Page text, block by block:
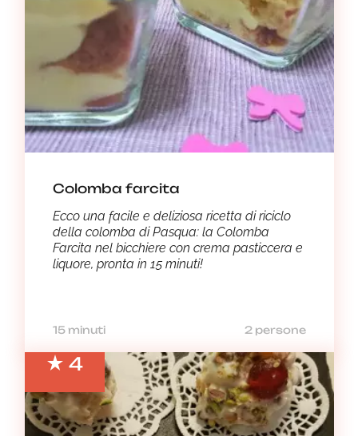
Colomba farcita
Ecco una facile e deliziosa ricetta di riciclo
della colomba di Pasqua: la Colomba
Farcita nel bicchiere con crema pasticcera e
liquore, pronta in 15 minuti!
15 minuti 2 persone
4